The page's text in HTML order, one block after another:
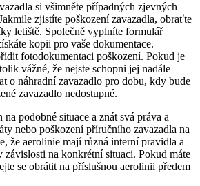
si všimněte případných zjevných
zjistíte poškození zavazadla, obraťte
letiště. Společně vyplníte formulář
kopii pro vaše dokumentace.
fotodokumentaci poškození. Pokud je
vážné, že nejste schopni jej nadále
o náhradní zavazadlo pro dobu, kdy bude
zavazadlo nedostupné.
podobné situace a znát svá práva a
nebo poškození příručního zavazadla na
že aerolinie mají různá interní pravidla a
závislosti na konkrétní situaci. Pokud máte
se obrátit na příslušnou aerolinii předem